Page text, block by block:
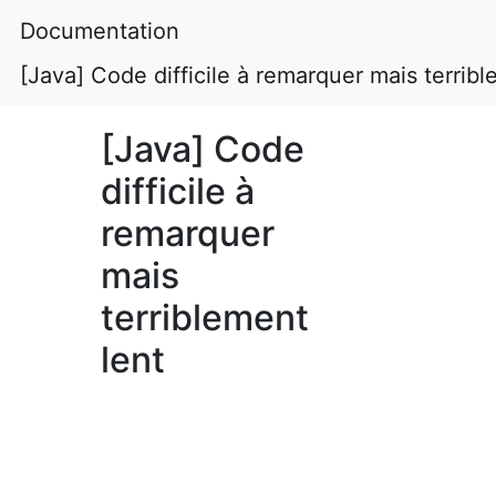
Documentation
[Java] Code difficile à remarquer mais
[Java] Code
difficile à
remarquer
mais
terriblement
lent